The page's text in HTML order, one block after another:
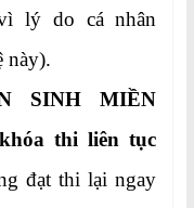
lý do cá nhân
này).
SINH MIỀN
thi liên tục
đạt thi lại ngay